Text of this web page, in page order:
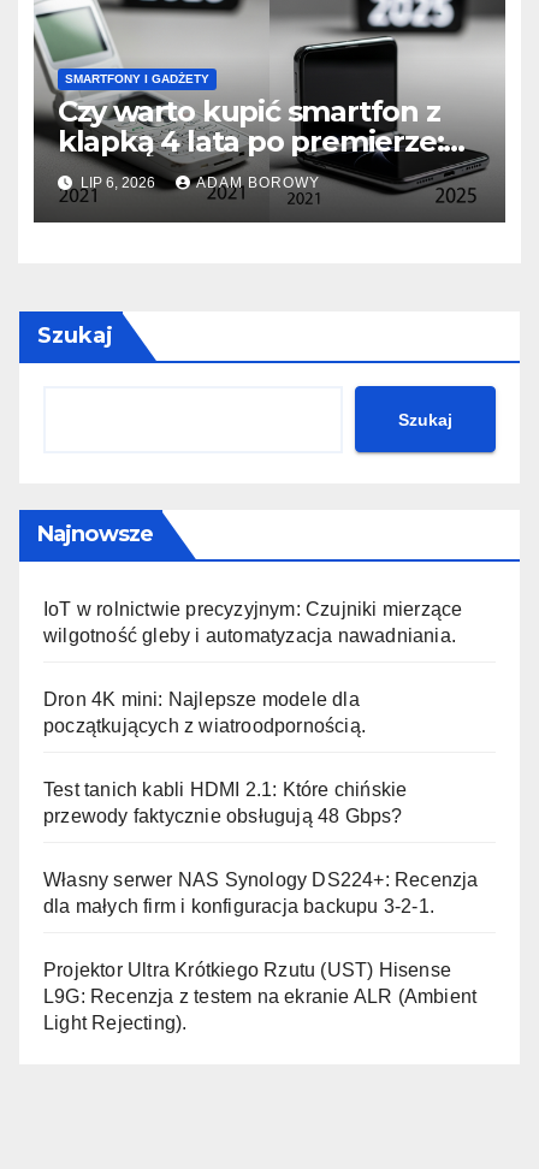
SMARTFONY I GADŻETY
Czy warto kupić smartfon z
klapką 4 lata po premierze:
Analiza opłacalności.
LIP 6, 2026 ADAM BOROWY
Szukaj
Szukaj
Najnowsze
IoT w rolnictwie precyzyjnym: Czujniki mierzące
wilgotność gleby i automatyzacja nawadniania.
Dron 4K mini: Najlepsze modele dla
początkujących z wiatroodpornością.
Test tanich kabli HDMI 2.1: Które chińskie
przewody faktycznie obsługują 48 Gbps?
Własny serwer NAS Synology DS224+: Recenzja
dla małych firm i konfiguracja backupu 3-2-1.
Projektor Ultra Krótkiego Rzutu (UST) Hisense
L9G: Recenzja z testem na ekranie ALR (Ambient
Light Rejecting).